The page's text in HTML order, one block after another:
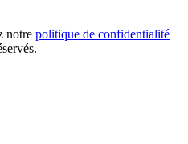
notre politique de confidentialité |